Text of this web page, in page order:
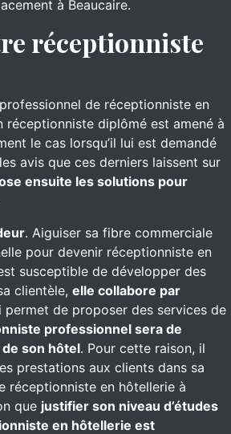
à Beaucaire.
réceptionniste
de réceptionniste en
réceptionniste diplômé est amené à
le cas lorsqu’il lui est demandé
avis que ces derniers laissent sur
ensuite les solutions pour
. Aiguiser sa fibre commerciale
pour devenir réceptionniste en
susceptible de développer des
clientèle, elle collabore par
permet de proposer des services de
professionnel sera de
son hôtel. Pour cette raison, il
prestations aux clients dans sa
réceptionniste en hôtellerie à
que justifier son niveau d’études
en hôtellerie est